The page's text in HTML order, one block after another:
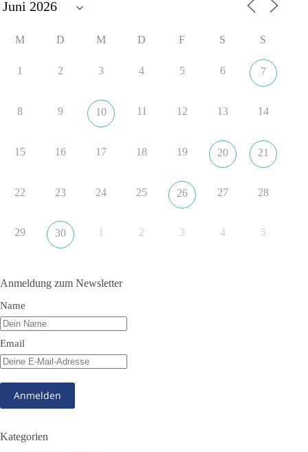
aus der NATO. Ein Gipfel, der mehr nach Rüstungsdeal als
nach Friedenspolitik klingt, wird niemals Sicherheit schaffen,
https://www.tagesschau.de/ausland/asien/nato-
#Sicherheit
DieBasis
Grundrechte der Natur – ein Angriff auf das Grundgesetz?
Im Politischen Frühschoppen diskutieren die Teilnehmer das
Verhältnis von Mensch, Natur und Grundgesetz.
Beitrag der AG Strategische Impulse
Kann die Natur Träger eigener Grundrechte sein? Oder würde
beschäftigte sich die Teilnehmer des Politischen
M D M D F S S
1 2 3 4 5 6 7
8 9 10 11 12 13 14
15 16 17 18 19 20 21
22 23 24 25 26 27 28
29 30 1 2 3 4 5
Anmeldung zum Newsletter
Name
Email
Kategorien